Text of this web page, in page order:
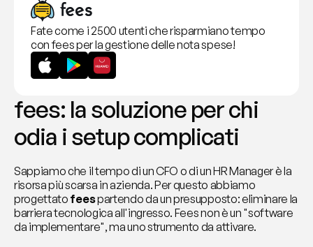
Fate come i 2500 utenti che risparmiano tempo
con fees per la gestione delle nota spese!
fees: la soluzione per chi
odia i setup complicati
Sappiamo che il tempo di un CFO o di un HR Manager è la
risorsa più scarsa in azienda. Per questo abbiamo
progettato fees partendo da un presupposto: eliminare la
barriera tecnologica all'ingresso. Fees non è un "software
da implementare", ma uno strumento da attivare.